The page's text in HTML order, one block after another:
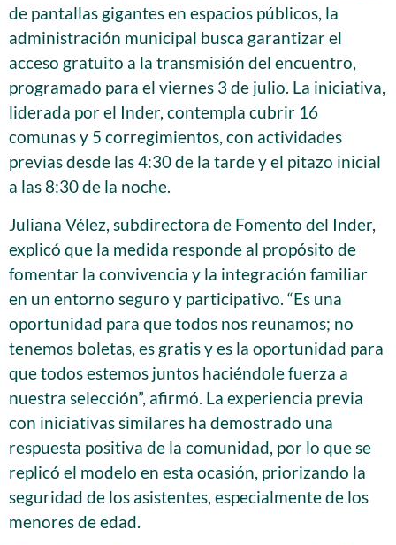
de pantallas gigantes en espacios públicos, la
administración municipal busca garantizar el
acceso gratuito a la transmisión del encuentro,
programado para el viernes 3 de julio. La iniciativa,
liderada por el Inder, contempla cubrir 16
comunas y 5 corregimientos, con actividades
previas desde las 4:30 de la tarde y el pitazo inicial
a las 8:30 de la noche.
Juliana Vélez, subdirectora de Fomento del Inder,
explicó que la medida responde al propósito de
fomentar la convivencia y la integración familiar
en un entorno seguro y participativo. “Es una
oportunidad para que todos nos reunamos; no
tenemos boletas, es gratis y es la oportunidad para
que todos estemos juntos haciéndole fuerza a
nuestra selección”, afirmó. La experiencia previa
con iniciativas similares ha demostrado una
respuesta positiva de la comunidad, por lo que se
replicó el modelo en esta ocasión, priorizando la
seguridad de los asistentes, especialmente de los
menores de edad.